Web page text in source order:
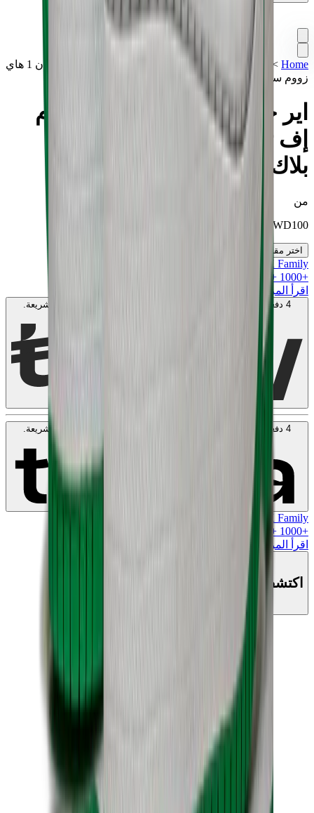
Home
> تشكيلة مميزة >سنيكرز
اير جوردن 1 هاي
زووم سي إم إف تي "ستاديوم جرين وايت بلاك"
اير جوردن 1 هاي زووم سي إم
إف تي "ستاديوم جرين وايت
بلاك"
من
KWD100
اختر مقاسك
MK Family
+
1000 +نقاط ولاء!
اقرأ المزيد
4 دفعات بدون فوائد بقيمة
. بدون رسوم. متوافق مع الشريعة.
4 دفعات بدون فوائد بقيمة
. بدون رسوم. متوافق مع الشريعة.
MK Family
+
1000 +نقاط ولاء!
اقرأ المزيد
اكتشف هذا المنتج